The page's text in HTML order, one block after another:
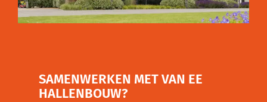
SAMENWERKEN MET VAN EE
HALLENBOUW?